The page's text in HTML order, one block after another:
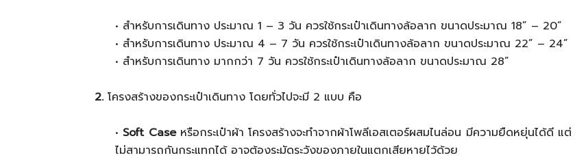
• สำหรับการเดินทาง ประมาณ 1 – 3 วัน ควรใช้กระเป๋าเดินทางล้อลาก ขนาดประมาณ 18” – 20”
• สำหรับการเดินทาง ประมาณ 4 – 7 วัน ควรใช้กระเป๋าเดินทางล้อลาก ขนาดประมาณ 22” – 24”
• สำหรับการเดินทาง มากกว่า 7 วัน ควรใช้กระเป๋าเดินทางล้อลาก ขนาดประมาณ 28”
2.โครงสร้างของกระเป๋าเดินทาง โดยทั่วไปจะมี 2 แบบ คือ
• Soft Caseหรือกระเป๋าผ้า โครงสร้างจะทำจากผ้าโพลีเอสเตอร์ผสมไนล่อน มีความยืดหยุ่นได้ดี แต่
ไม่สามารถกันกระแทกได้ อาจต้องระมัดระวังของภายในแตกเสียหายไว้ด้วย